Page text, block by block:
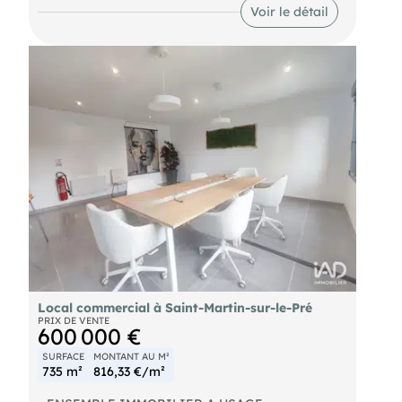
avec un point d’eau. Le 1er plateau au RDC est
modulable à votre convenance avec ses nombreux
escalier extérieur. À l’intérieur de celui-ci, il existe
un monte-charge, très pratique pour vous aider à
monter toute sorte de matériel. Côté extérieur, une
1ere partie de jardin, d’environ 400 m² environ, est
accolée au bâtiment. Puis derrière le mur, vous
trouverez une parcelle de plus de 800 m² environ
venant compléter le bien. À visiter sans tarder !
Information d'affichage énergétique sur le bien
associé à cette annonce : DPE NS indice et GES NS
indice. (ID 81432), Agent Commercial mandataire
du Tribunal de Commerce de reims sous le numéro
791773559 .
Voir le détail
Local commercial à Saint-Martin-sur-le-Pré
PRIX DE VENTE
600 000 €
SURFACE
735 m²
MONTANT AU M²
816,33 €/m²